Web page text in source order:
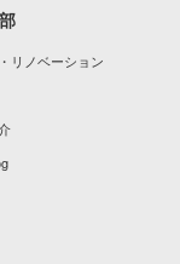
リノベーション